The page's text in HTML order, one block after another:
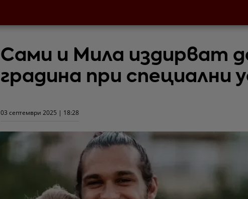
Сами и Мила издирват
градина при специални
03 септември 2025 | 18:28